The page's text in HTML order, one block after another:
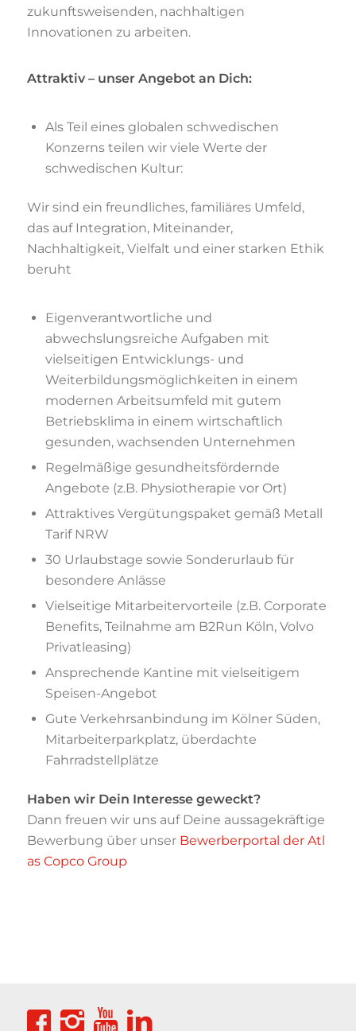
zukunftsweisenden, nachhaltigen
Innovationen zu arbeiten.
Attraktiv – unser Angebot an Dich:
Als Teil eines globalen schwedischen
Konzerns teilen wir viele Werte der
schwedischen Kultur:
Wir sind ein freundliches, familiäres Umfeld,
das auf Integration, Miteinander,
Nachhaltigkeit, Vielfalt und einer starken Ethik
beruht
Eigenverantwortliche und
abwechslungsreiche Aufgaben mit
vielseitigen Entwicklungs- und
Weiterbildungsmöglichkeiten in einem
modernen Arbeitsumfeld mit gutem
Betriebsklima in einem wirtschaftlich
gesunden, wachsenden Unternehmen
Regelmäßige gesundheitsfördernde
Angebote (z.B. Physiotherapie vor Ort)
Attraktives Vergütungspaket gemäß Metall
Tarif NRW
30 Urlaubstage sowie Sonderurlaub für
besondere Anlässe
Vielseitige Mitarbeitervorteile (z.B. Corporate
Benefits, Teilnahme am B2Run Köln, Volvo
Privatleasing)
Ansprechende Kantine mit vielseitigem
Speisen-Angebot
Gute Verkehrsanbindung im Kölner Süden,
Mitarbeiterparkplatz, überdachte
Fahrradstellplätze
Haben wir Dein Interesse geweckt?
Dann freuen wir uns auf Deine aussagekräftige
Bewerbung über unser Bewerberportal der Atl
as Copco Group